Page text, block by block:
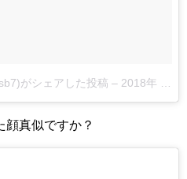
がシェアした投稿 – 2018年 4月月15日午前6時08分PDT
顔真似ですか？